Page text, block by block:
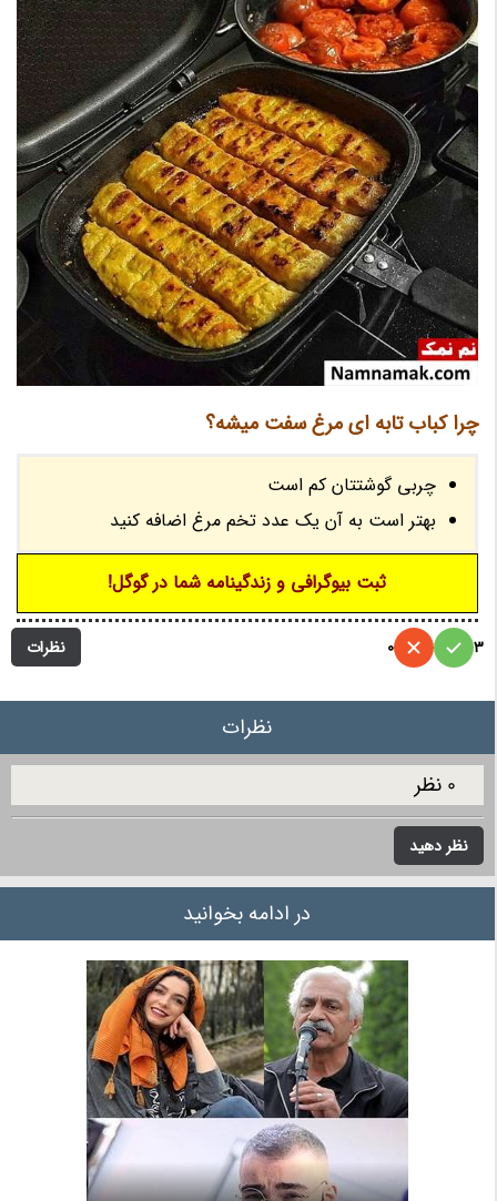
چرا کباب تابه ای مرغ سفت میشه؟
چربی گوشتتان کم است
بهتر است به آن یک عدد تخم مرغ اضافه کنید
ثبت بیوگرافی و زندگینامه شما در گوگل!
نظرات 3
0
نظرات
0 نظر
نظر دهید
در ادامه بخوانید